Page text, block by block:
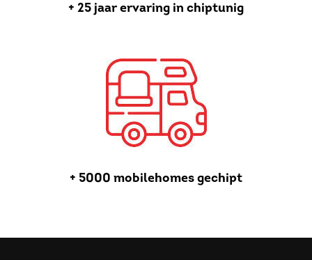
+ 25 jaar ervaring in chiptunig
+ 5000 mobilehomes gechipt